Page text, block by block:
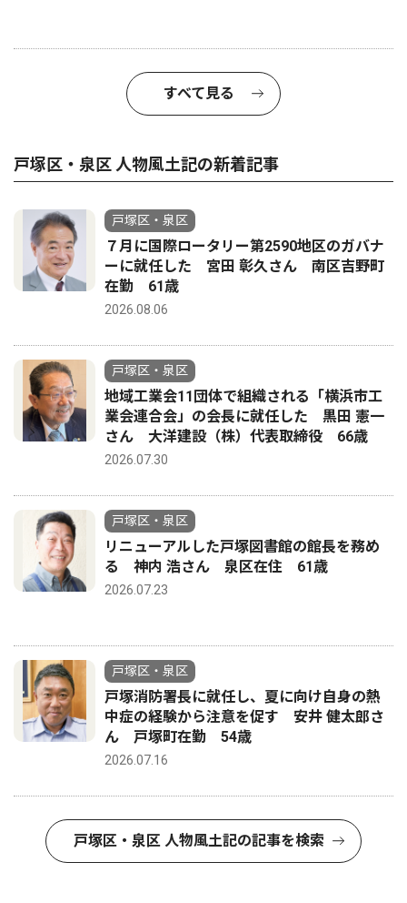
すべて見る
戸塚区・泉区 人物風土記の新着記事
戸塚区・泉区
７月に国際ロータリー第2590地区のガバナ
ーに就任した 宮田 彰久さん 南区吉野町
在勤 61歳
2026.08.06
戸塚区・泉区
地域工業会11団体で組織される「横浜市工
業会連合会」の会長に就任した 黒田 憲一
さん 大洋建設（株）代表取締役 66歳
2026.07.30
戸塚区・泉区
リニューアルした戸塚図書館の館長を務め
る 神内 浩さん 泉区在住 61歳
2026.07.23
戸塚区・泉区
戸塚消防署長に就任し、夏に向け自身の熱
中症の経験から注意を促す 安井 健太郎さ
ん 戸塚町在勤 54歳
2026.07.16
戸塚区・泉区 人物風土記の記事を検索